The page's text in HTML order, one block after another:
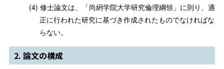
修士論文は、「尚絅学院大学研究倫理綱領」に則り、適
正に行われた研究に基づき作成されたものでなければな
らない。
2. 論文の構成